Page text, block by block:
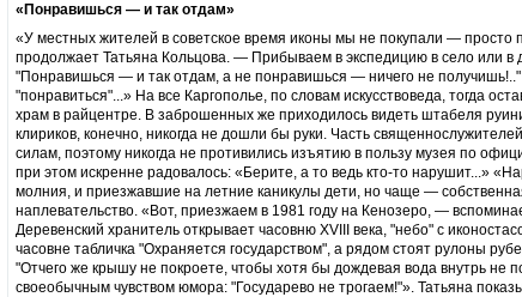
«Понравишься — и так отдам»
«У местных жителей в советское время иконы мы не покупали — просто
продолжает Татьяна Кольцова. — Прибываем в экспедицию в село или в
"Понравишься — и так отдам, а не понравишься — ничего не
"понравиться"...» На все Каргополье, по словам искусствоведа, тогда
храм в райцентре. В заброшенных же приходилось видеть штабеля
клириков, конечно, никогда не дошли бы руки. Часть
силам, ­поэтому никогда не противились изъятию в пользу музея по
при этом искренне радовалось: «Берите, а то ведь кто-то нарушит...»
молния, и приезжавшие на летние каникулы дети, но чаще —
наплевательство. «Вот, приезжаем в 1981 году на Кенозеро, —
Деревенский хранитель открывает часовню XVIII века, "небо" с
часовне табличка "Охраняется государством", а рядом стоят рулоны
"Отчего же крышу не покроете, чтобы хотя бы дождевая вода внутрь не
своеобычным чувством юмора: "Государево не трогаем!"». Татьяна